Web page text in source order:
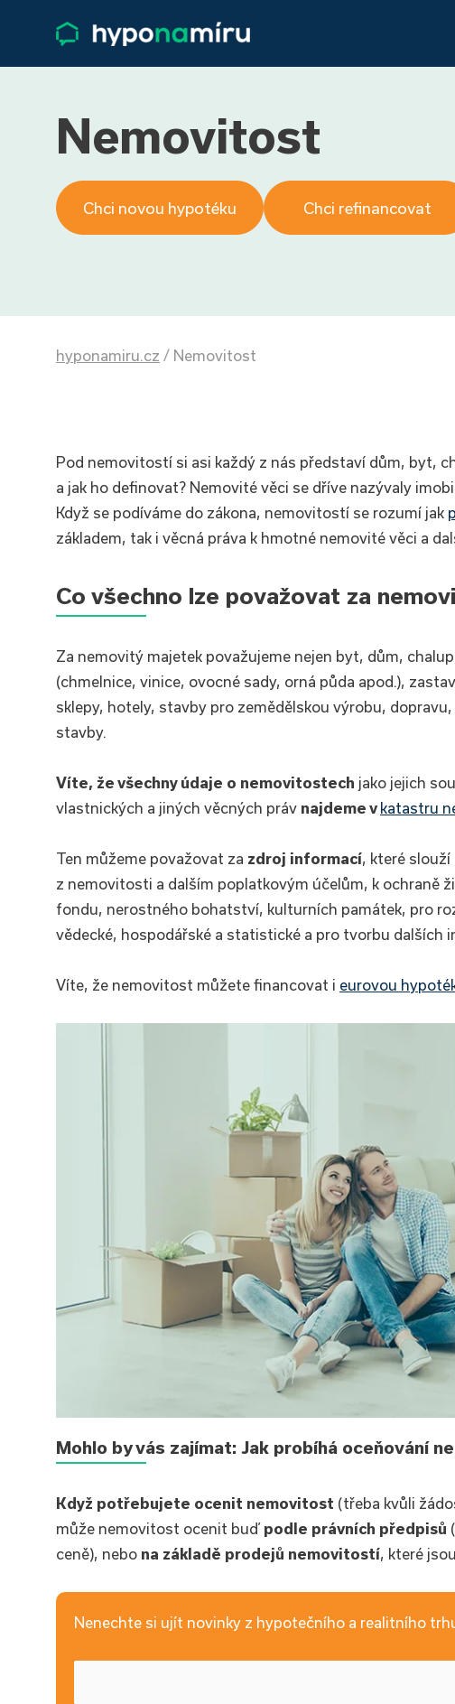
Nemovitost
Chci novou hypotéku Chci refinancovat
hyponamiru.cz / Nemovitost
Pod nemovitostí si asi každý z nás představí dům, byt,
a jak ho definovat? Nemovité věci se dříve nazývaly
Když se podíváme do zákona, nemovitostí se rozumí jak
základem, tak i věcná práva k hmotné nemovité věci a
Co všechno lze považovat za
Za nemovitý majetek považujeme nejen byt, dům,
(chmelnice, vinice, ovocné sady, orná půda apod.),
sklepy, hotely, stavby pro zemědělskou výrobu,
stavby.
Víte, že všechny údaje o nemovitostech jako jejich
vlastnických a jiných věcných práv najdeme v katastru
Ten můžeme považovat za zdroj informací, které
z nemovitosti a dalším poplatkovým účelům, k ochraně
fondu, nerostného bohatství, kulturních památek, pro
vědecké, hospodářské a statistické a pro tvorbu dalších
Víte, že nemovitost můžete financovat i eurovou
Mohlo by vás zajímat: Jak probíhá oceňování
Když potřebujete ocenit nemovitost (třeba kvůli
může nemovitost ocenit buď podle právních předpisů
ceně), nebo na základě prodejů nemovitostí, které
Nenechte si ujít novinky z hypotečního a realitního